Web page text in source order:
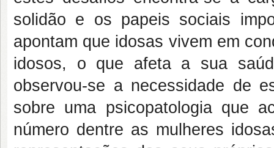
solidão e os papeis sociais
apontam que idosas vivem em
idosos, o que afeta a sua
observou-se a necessidade de
sobre uma psicopatologia que
número dentre as mulheres